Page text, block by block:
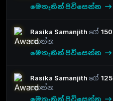
මෙතැනින් පිවිසෙන්න
Rasika Samanjith ගේ 150
පතන්න.
මෙතැනින් පිවිසෙන්න
Rasika Samanjith ගේ 125
පතන්න.
මෙතැනින් පිවිසෙන්න